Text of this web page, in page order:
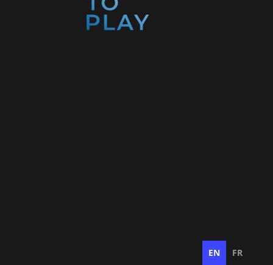
EN FR